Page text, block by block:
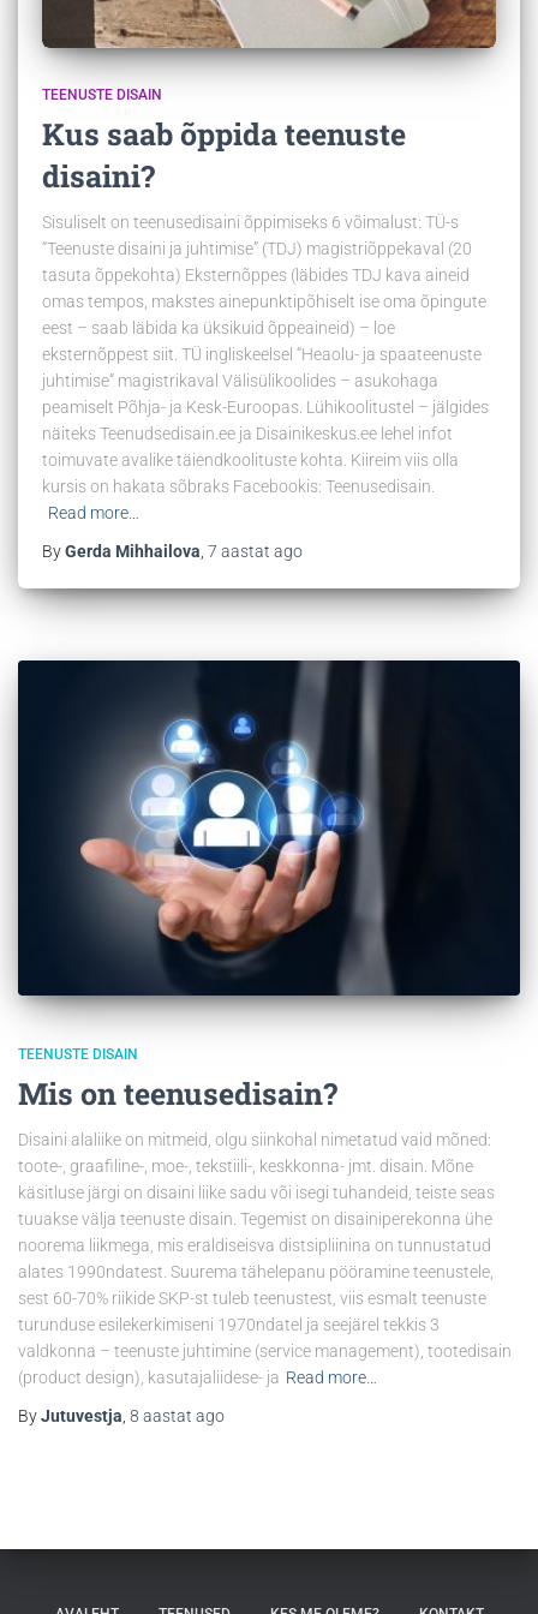
TEENUSTE DISAIN
Kus saab õppida teenuste
disaini?
Sisuliselt on teenusedisaini õppimiseks 6 võimalust: TÜ-s
“Teenuste disaini ja juhtimise” (TDJ) magistriõppekaval (20
tasuta õppekohta) Eksternõppes (läbides TDJ kava aineid
omas tempos, makstes ainepunktipõhiselt ise oma õpingute
eest – saab läbida ka üksikuid õppeaineid) – loe
eksternõppest siit. TÜ ingliskeelsel “Heaolu- ja spaateenuste
juhtimise” magistrikaval Välisülikoolides – asukohaga
peamiselt Põhja- ja Kesk-Euroopas. Lühikoolitustel – jälgides
näiteks Teenudsedisain.ee ja Disainikeskus.ee lehel infot
toimuvate avalike täiendkoolituste kohta. Kiireim viis olla
kursis on hakata sõbraks Facebookis: Teenusedisain.
Read more…
ByGerda Mihhailova 7 aastat ago
TEENUSTE DISAIN
Mis on teenusedisain?
Disaini alaliike on mitmeid, olgu siinkohal nimetatud vaid mõned:
toote-, graafiline-, moe-, tekstiili-, keskkonna- jmt. disain. Mõne
käsitluse järgi on disaini liike sadu või isegi tuhandeid, teiste seas
tuuakse välja teenuste disain. Tegemist on disainiperekonna ühe
noorema liikmega, mis eraldiseisva distsipliinina on tunnustatud
alates 1990ndatest. Suurema tähelepanu pööramine teenustele,
sest 60-70% riikide SKP-st tuleb teenustest, viis esmalt teenuste
turunduse esilekerkimiseni 1970ndatel ja seejärel tekkis 3
valdkonna – teenuste juhtimine (service management), tootedisain
(product design), kasutajaliidese- ja Read more…
ByJutuvestja 8 aastat ago